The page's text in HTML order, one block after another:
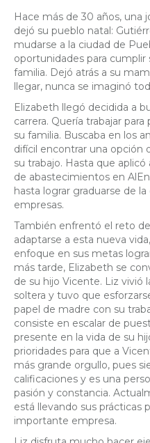
Hace más de 30 años, una
dejó su pueblo natal:
mudarse a la ciudad de
oportunidades para cumplir
familia. Dejó atrás a su
llegar, nunca se imaginó
Elizabeth llegó decidida a
carrera. Quería trabajar
su familia. Buscaba en los
difícil encontrar una opción
su trabajo. Hasta que
de abastecimientos en
hasta lograr graduarse de
empresas.
También enfrentó el reto
adaptarse a esta nueva
enfoque en sus metas
más tarde, Elizabeth se
de su hijo Vicente. Liz vivió
soltera y tuvo que
papel de madre con su
consiste en escalar de
presente en la vida de su
prioridades para que a
más grande orgullo, pues
calificaciones y es una
pasión y constancia.
está llevando sus prácticas
importante empresa.